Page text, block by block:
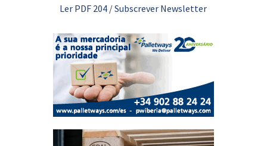
Ler PDF 204 /Subscrever Newsletter